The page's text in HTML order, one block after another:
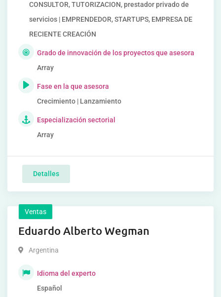
CONSULTOR, TUTORIZACION, prestador privado de
servicios | EMPRENDEDOR, STARTUPS, EMPRESA DE
RECIENTE CREACIÓN
Grado de innovación de los proyectos que asesora
Array
Fase en la que asesora
Crecimiento | Lanzamiento
Especialización sectorial
Array
Detalles
Ventas
Eduardo Alberto Wegman
Argentina
Idioma del experto
Español